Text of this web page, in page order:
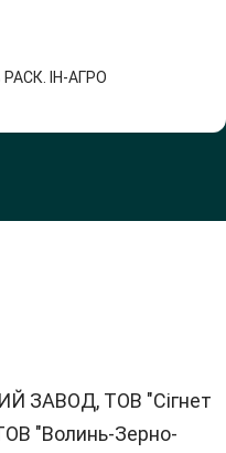
РАСК. ІН-АГРО
ЗАВОД, ТОВ "Сігнет
"Волинь-Зерно-